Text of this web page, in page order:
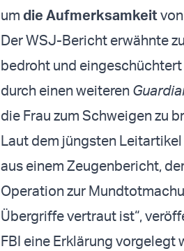
um die Aufmerksamkeit
Der WSJ-Bericht erwähnte
bedroht und
durch einen weiteren
die Frau zum Schweigen zu
Laut dem jüngsten
aus einem Zeugenbericht,
Operation zur
Übergriffe vertraut ist“,
FBI eine Erklärung vorgelegt